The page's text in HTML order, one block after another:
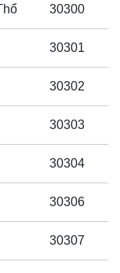
30300
30301
30302
30303
30304
30306
30307